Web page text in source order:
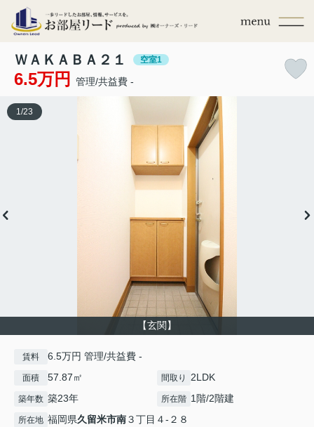
ＷＡＫＡＢＡ２１ 空室1
6.5万円 管理/共益費 -
【玄関】
1 /23
賃料 6.5万円 管理/共益費 -
面積 57.87㎡ 間取り 2LDK
築年数 築23年 所在階 1階/2階建
所在地 福岡県久留米市南３丁目４-２８